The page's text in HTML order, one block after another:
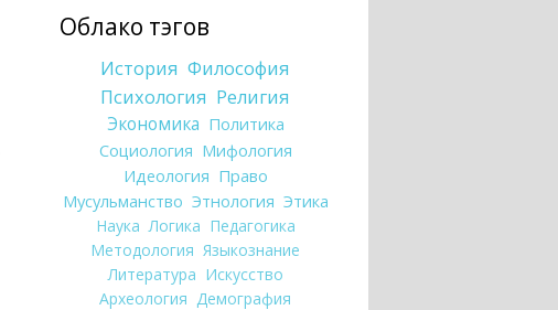
Облако тэгов
История Философия
Психология Религия
Экономика Политика
Социология Мифология
Идеология Право
Мусульманство Этнология Этика
Наука Логика Педагогика
Методология Языкознание
Литература Искусство
Археология Демография